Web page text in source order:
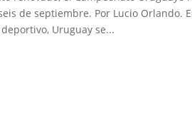
de septiembre. Por Lucio Orlando.
Uruguay se...